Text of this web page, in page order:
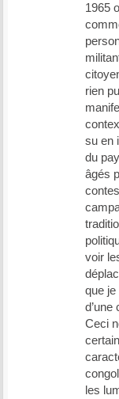
1965
rien
su en
du
âgés
voir
que je
Ceci
les